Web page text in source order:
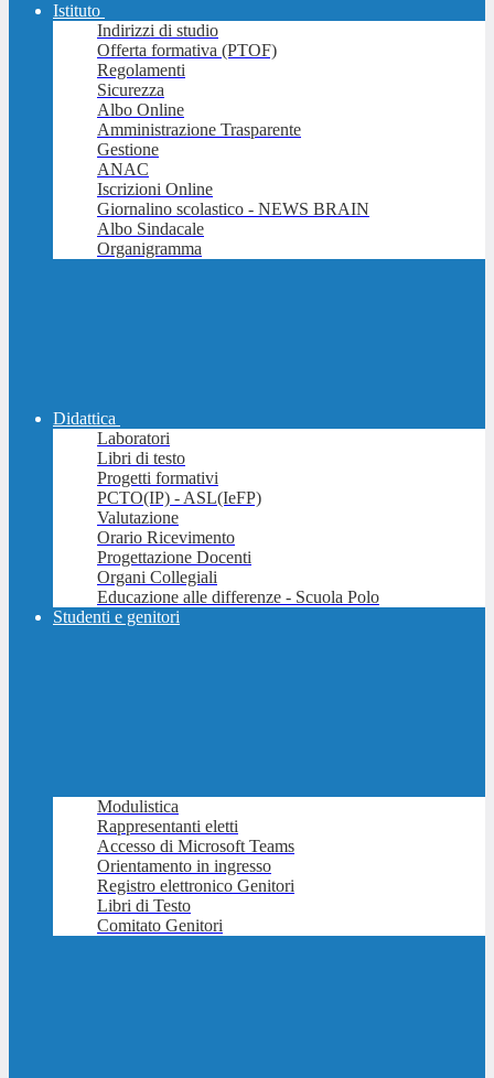
Istituto
Indirizzi di studio
Offerta formativa (PTOF)
Regolamenti
Sicurezza
Albo Online
Amministrazione Trasparente
Gestione
ANAC
Iscrizioni Online
Giornalino scolastico - NEWS BRAIN
Albo Sindacale
Organigramma
Didattica
Laboratori
Libri di testo
Progetti formativi
PCTO(IP) - ASL(IeFP)
Valutazione
Orario Ricevimento
Progettazione Docenti
Organi Collegiali
Educazione alle differenze - Scuola Polo
Studenti e genitori
Modulistica
Rappresentanti eletti
Accesso di Microsoft Teams
Orientamento in ingresso
Registro elettronico Genitori
Libri di Testo
Comitato Genitori